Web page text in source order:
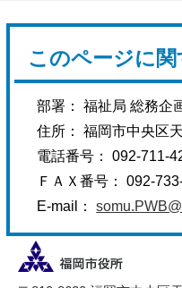
このページに
部署： 福祉局 総務企
住所： 福岡市中央区
電話番号： 092-711-
ＦＡＸ番号： 092-
E-mail：